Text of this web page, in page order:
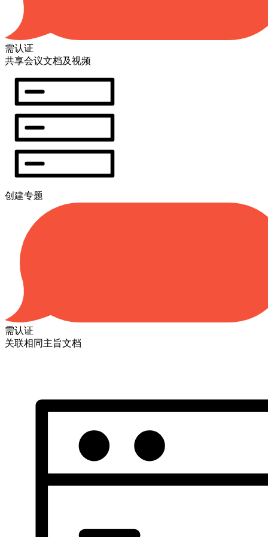
需认证
共享会议文档及视频
创建专题
需认证
关联相同主旨文档